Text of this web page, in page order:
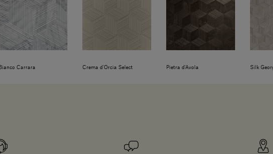
Bianco Carrara Crema d'Orcia Select Pietra d'Avola Silk